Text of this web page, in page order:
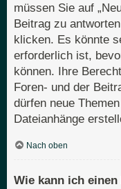
müssen Sie auf
Beitrag zu
klicken. Es könnte
erforderlich ist,
können. Ihre
Foren- und der
dürfen neue
Dateianhänge
Nach oben
Wie kann ich